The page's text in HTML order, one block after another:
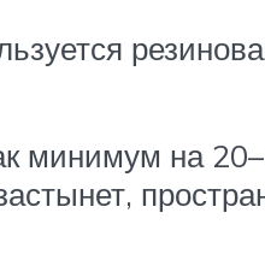
минимум на